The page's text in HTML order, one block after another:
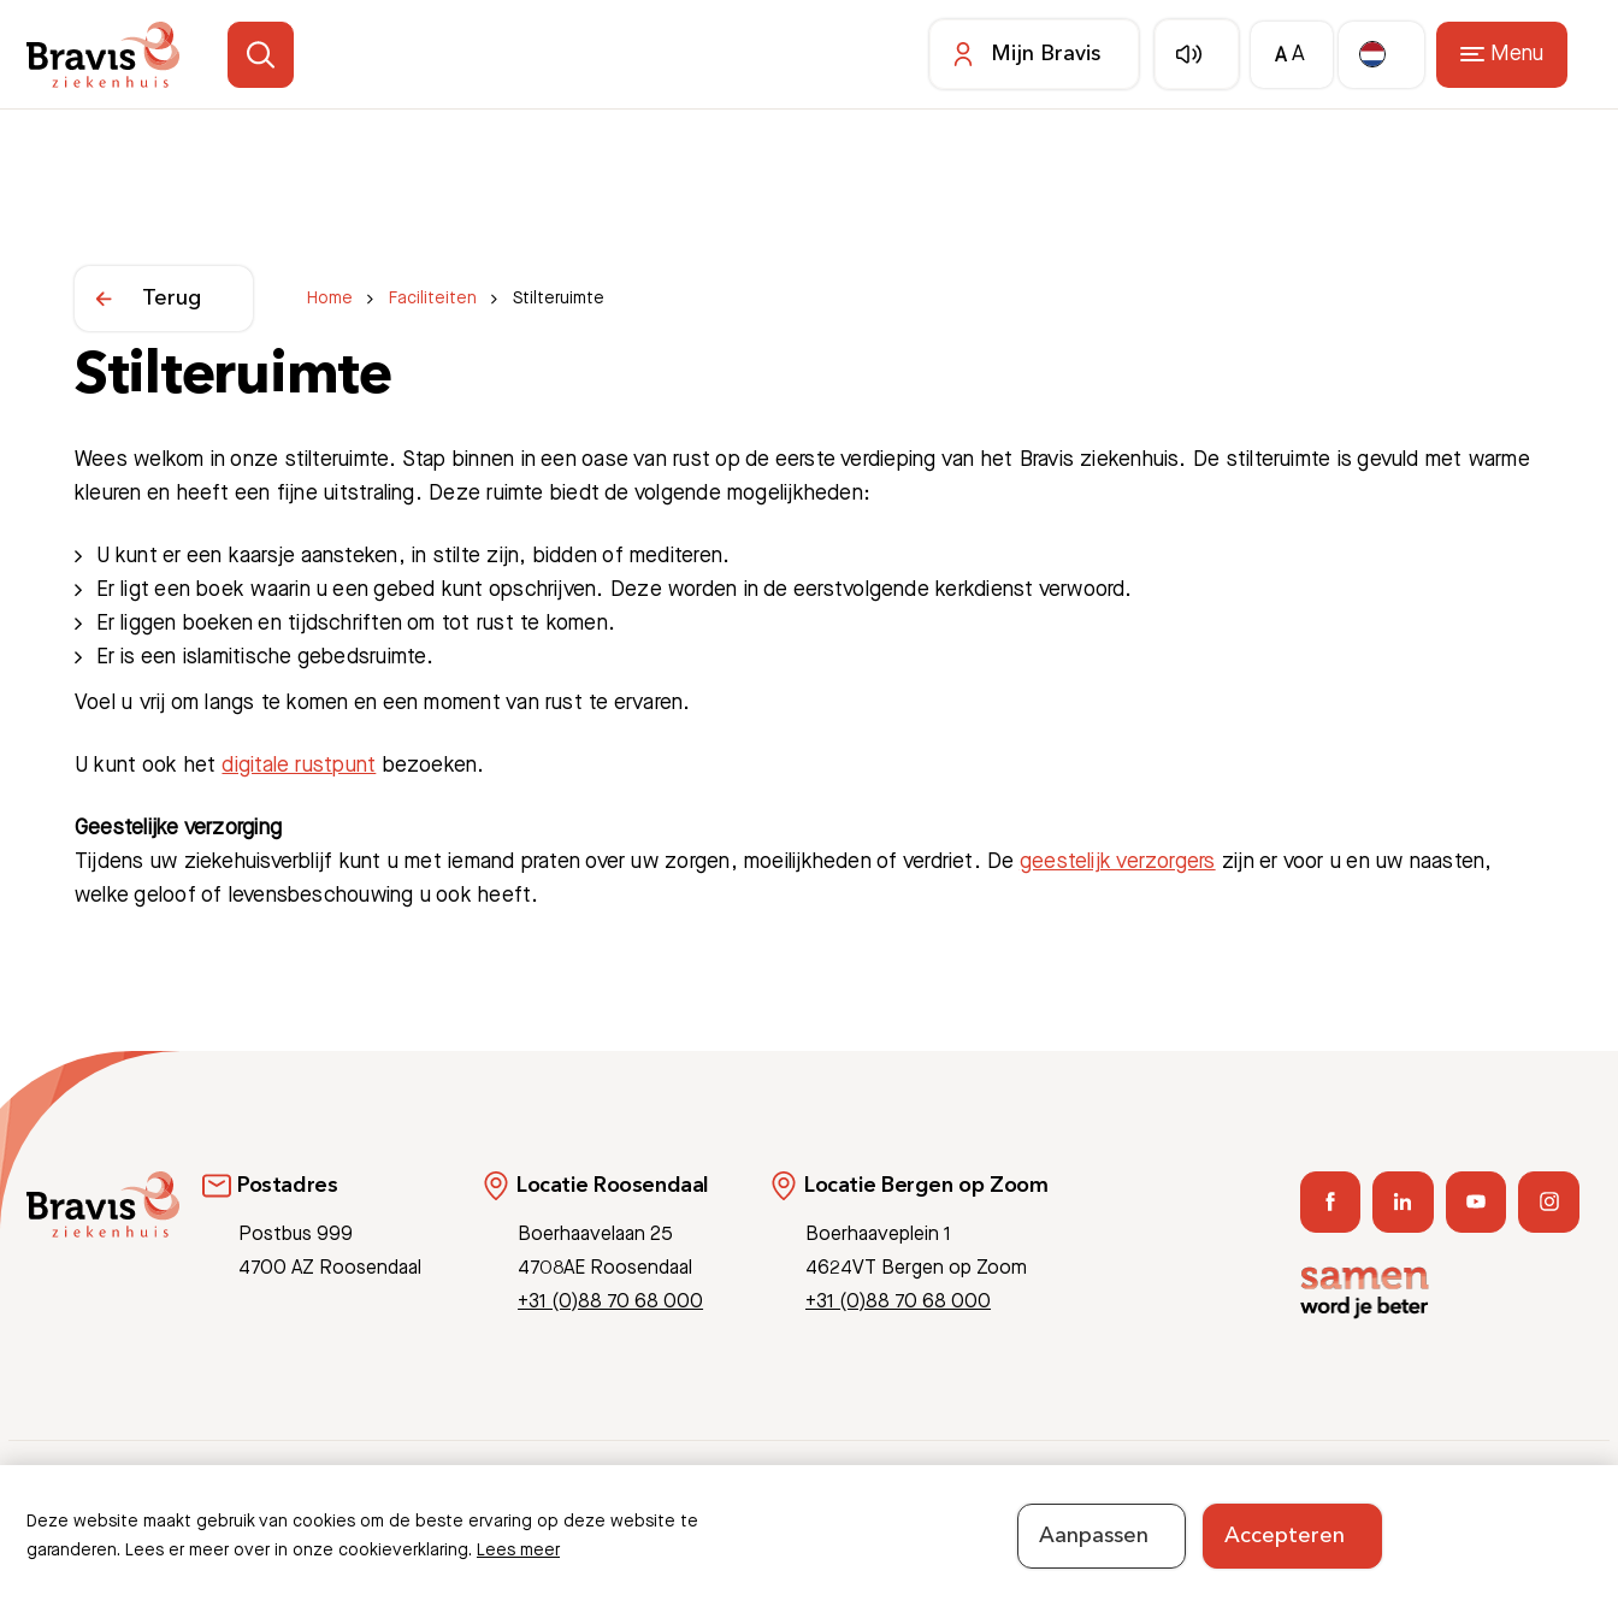
Deze website maakt gebruik van cookies om de beste ervaring op deze website te
garanderen. Lees er meer over in onze cookieverklaring. Lees meer
Aanpassen Accepteren
Mijn Bravis A A Menu
Meest gezocht: Bezoektijden Afspraak maken Afdelingen
Home Faciliteiten Stilteruimte
Terug
Stilteruimte
Wees welkom in onze stilteruimte. Stap binnen in een oase van rust op de eerste verdieping van het Bravis ziekenhuis. De stilteruimte is gevuld met warme
kleuren en heeft een fijne uitstraling. Deze ruimte biedt de volgende mogelijkheden:
U kunt er een kaarsje aansteken, in stilte zijn, bidden of mediteren.
Er ligt een boek waarin u een gebed kunt opschrijven. Deze worden in de eerstvolgende kerkdienst verwoord.
Er liggen boeken en tijdschriften om tot rust te komen.
Er is een islamitische gebedsruimte.
Voel u vrij om langs te komen en een moment van rust te ervaren.
U kunt ook hetdigitale rustpunt bezoeken.
Geestelijke verzorging
Tijdens uw ziekehuisverblijf kunt u met iemand praten over uw zorgen, moeilijkheden of verdriet. De geestelijk verzorgers zijn er voor u en uw naasten,
welke geloof of levensbeschouwing u ook heeft.
Postadres
Postbus 999
4700 AZ Roosendaal
Locatie Roosendaal
Boerhaavelaan 25
4708AE Roosendaal
+31 (0)88 70 68 000
Locatie Bergen op Zoom
Boerhaaveplein 1
4624VT Bergen op Zoom
+31 (0)88 70 68 000
© Copyright 2026 Bravis Patient Journey App Informatieveiligheid